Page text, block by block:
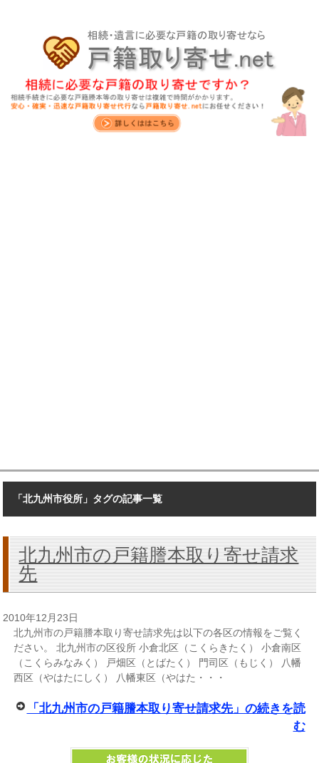
「北九州市役所」タグの記事一覧
北九州市の戸籍謄本取り寄せ請求
先
2010年12月23日
北九州市の戸籍謄本取り寄せ請求先は以下の各区の情報をご覧く
ださい。 北九州市の区役所 小倉北区（こくらきたく） 小倉南区
（こくらみなみく） 戸畑区（とばたく） 門司区（もじく） 八幡
西区（やはたにしく） 八幡東区（やはた・・・
「北九州市の戸籍謄本取り寄せ請求先」の続きを読
む